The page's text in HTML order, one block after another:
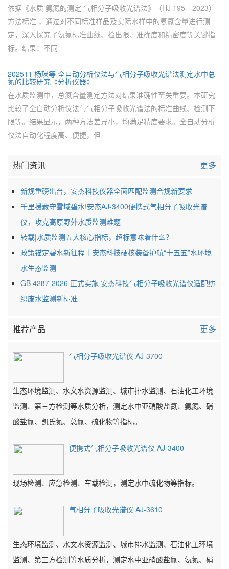
依据《水质 氨氮的测定 气相分子吸收光谱法》（HJ 195—2023）
方法标准 ，通过对不同标准样品及实际水样中的氨氮含量进行测
定，深入探究了氨氮标准曲线、检出限、准确度和精密度等关键指
标。结果：不同
202511 杨瑛等 全自动分析仪法与气相分子吸收光谱法测定水中总
氮的比较研究《分析仪器》
在水质监测中，总氮含量测定方法对结果准确性至关重要。本研究
比较了全自动分析仪法与气相分子吸收光谱法的标准曲线、检测下
限等。结果显示，两种方法差异小，均满足精度要求。全自动分析
仪法自动化程度高、便捷，但
热门资讯 更多
新规重磅出台，安杰科技仪器全面匹配监测合规新要求
千里援藏守雪域碧水!安杰AJ-3400便携式气相分子吸收光谱
仪，攻克高原野外水质监测难题
转载|水质监测五大核心指标，超标意味着什么？
政策锚定碧水新征程｜安杰科技硬核装备护航“十五五”水环境
水生态监测
GB 4287-2026 正式实施 安杰科技气相分子吸收光谱仪适配纺
织废水监测新标准
推荐产品 更多
气相分子吸收光谱仪 AJ-3700
生态环境监测、水文水资源监测、城市排水监测、石油化工环境
监测、第三方检测等水质分析，测定水中亚硝酸盐氮、氨氮、硝
酸盐氮、凯氏氮、总氮、硫化物等指标。
便携式气相分子吸收光谱仪 AJ-3400
现场检测、应急检测、车载检测，测定水中硫化物等指标。
气相分子吸收光谱仪 AJ-3610
生态环境监测、水文水资源监测、城市排水监测、石油化工环境
监测、第三方检测等水质分析，测定水中亚硝酸盐氮、氨氮、硝